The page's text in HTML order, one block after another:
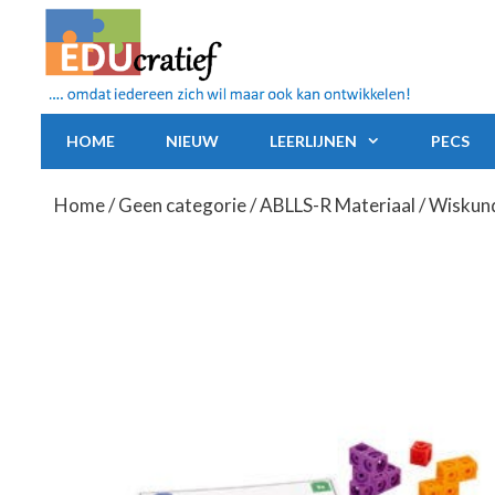
inhoud
HOME NIEUW LEERLIJNEN PECS
Home/Geen categorie/ABLLS-R Materiaal/